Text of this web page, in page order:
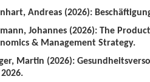
Andreas (2026):
Johannes (2026): The
& Management Strategy.
Martin (2026):